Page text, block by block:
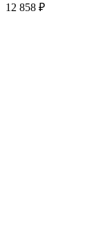
12 858 ₽